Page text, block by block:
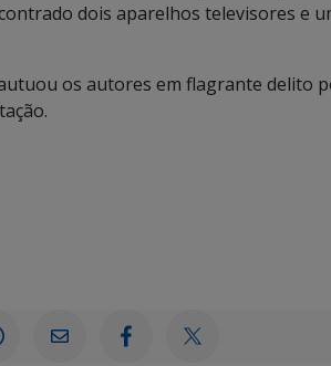
dois aparelhos televisores e
os autores em flagrante delito